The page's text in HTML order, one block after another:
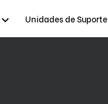
Unidades de Suporte